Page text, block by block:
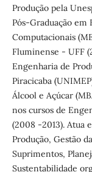
Produção pela
Pós-Graduação em
Computacionais
Fluminense - UFF
Engenharia de
Piracicaba
Álcool e Açúcar
nos cursos de
(2008 -2013). Atua
Produção, Gestão
Suprimentos,
Sustentabilidade